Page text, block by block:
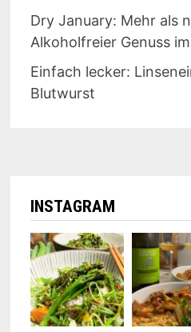
Dry January: Mehr als
Alkoholfreier Genuss
Einfach lecker:
Blutwurst
INSTAGRAM